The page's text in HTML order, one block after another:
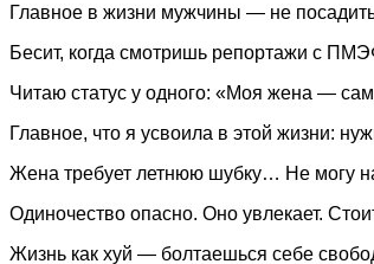
Главное в жизни мужчины — не
Бесит, когда смотришь репортажи с
Читаю статус у одного: «Моя жена —
Главное, что я усвоила в этой жизни:
Жена требует летнюю шубку… Не могу
Одиночество опасно. Оно увлекает.
Жизнь как хуй — болтаешься себе